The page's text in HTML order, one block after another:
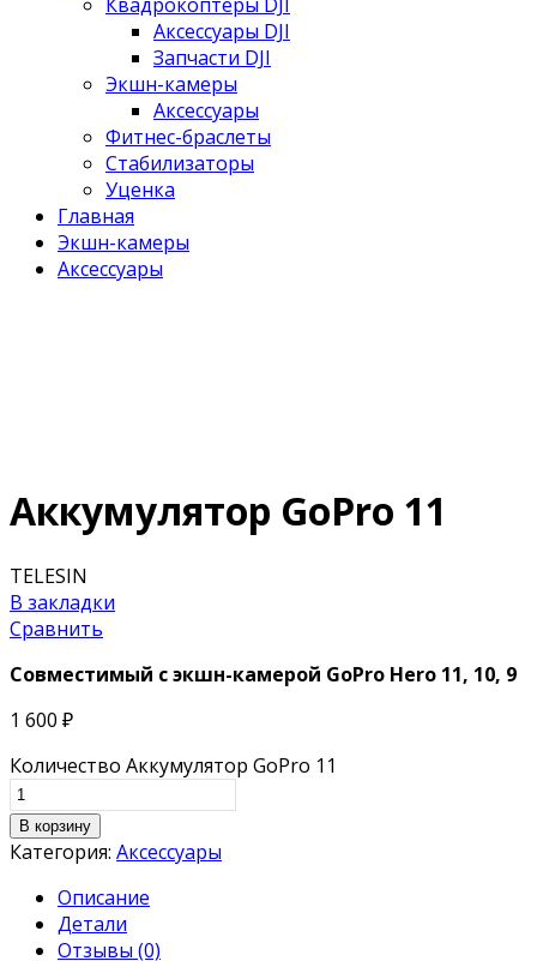
Аксессуары DJI
Запчасти DJI
Экшн-камеры
Аксессуары
Фитнес-браслеты
Стабилизаторы
Уценка
Главная
Экшн-камеры
Аксессуары
Аккумулятор GoPro 11
TELESIN
В закладки
Сравнить
Совместимый с экшн-камерой GoPro Hero 11, 10, 9
1 600 ₽
Количество Аккумулятор GoPro 11
В корзину
Категория: Аксессуары
Описание
Детали
Отзывы (0)